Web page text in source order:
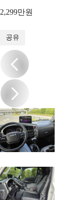
2,299만원
공유
/20